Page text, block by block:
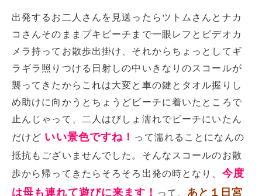
出発するお二人さんを見送ったらツトムさんとナカ
コさんそのままプキビーチまで一眼レフとビデオカ
メラ持ってお散歩出掛け、それからちょっとしてギ
ラギラ照りつける日射しの中いきなりのスコールが
襲ってきたからこれは大変と車の鍵とタオル握りし
め助けに向かうとちょうどビーチに着いたところで
止んじゃって、二人はびしょ濡れでビーチにいたん
だけど いい景色ですね！ って濡れることになんの
抵抗もございませんでした。そんなスコールのお散
歩から帰ってきたらそろそろ出発の時となり、 今度
は母も連れて遊びに来ます！
って、 あと１日宮